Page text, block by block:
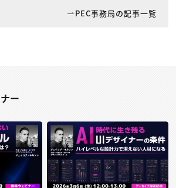
PEC事務局の記事一覧
ー